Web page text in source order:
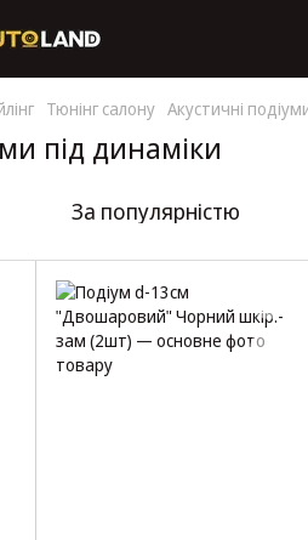
Тюнінг салону Акустичні
під динаміки
За популярністю